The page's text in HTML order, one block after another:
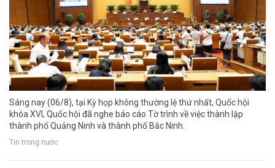
Sáng nay (06/8), tại Kỳ họp không thường lệ thứ nhất, Quốc hội
khóa XVI, Quốc hội đã nghe báo cáo Tờ trình về việc thành lập
thành phố Quảng Ninh và thành phố Bắc Ninh.
Tin trong nước